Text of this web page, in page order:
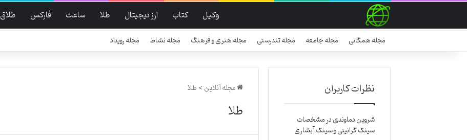
وکیل کتاب ارز دیجیتال طلا ساعت فارکس طلاق
مجله همگانی مجله جامعه مجله تندرستی مجله هنری و فرهنگ مجله نشاط مجله رویداد
مجله آنلاین>طلا
طلا
نظرات کاربران
شروین دماوندیدرمشخصات
سینک گرانیتی و سینک آبشاری